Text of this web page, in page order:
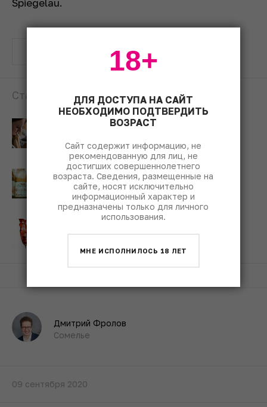
Spiegelau.
сомелье
Статьи по теме:
Сомелье отвечает: откуда
ароматы
Сомелье отвечает: все ли
вина улучшаются с
возрастом
ли спасти испорченное
Дмитрий Фролов
Сомелье
09 сентября 2020
ДЛЯ ДОСТУПА НА САЙТ
НЕОБХОДИМО ПОДТВЕРДИТЬ
ВОЗРАСТ
Сайт содержит информацию, не
рекомендованную для лиц, не
достигших совершеннолетнего
возраста. Сведения, размещенные на
сайте, носят исключительно
информационный характер и
предназначены только для личного
использования.
МНЕ ИСПОЛНИЛОСЬ 18 ЛЕТ
18+